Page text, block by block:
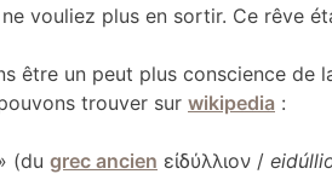
vouliez plus en sortir. Ce rêve
être un peut plus conscience de
trouver sur wikipedia :
(du grec ancien εἰδύλλιον /